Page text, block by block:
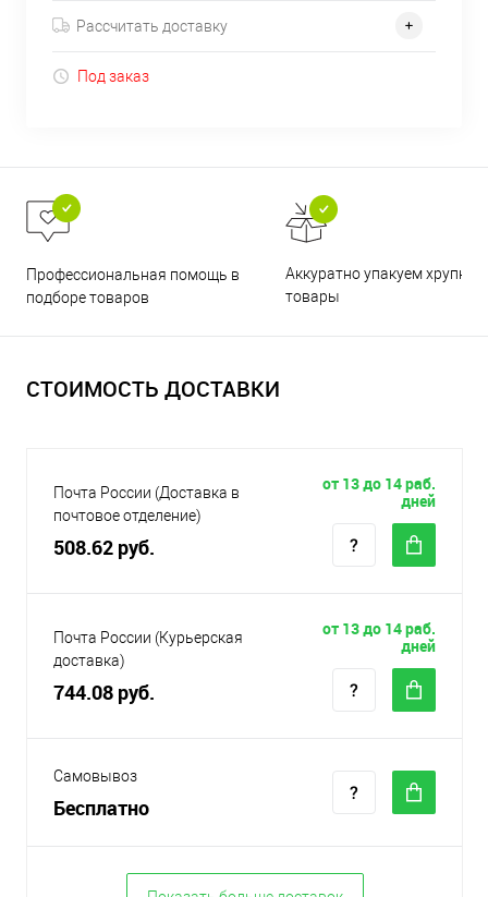
Рассчитать доставку
Под заказ
Профессиональная помощь в
подборе товаров
Аккуратно упакуем хрупкие
товары
СТОИМОСТЬ ДОСТАВКИ
Почта России (Доставка в
почтовое отделение)
508.62 руб.
от 13 до 14 раб.
дней
Почта России (Курьерская
доставка)
744.08 руб.
от 13 до 14 раб.
дней
Самовывоз
Бесплатно